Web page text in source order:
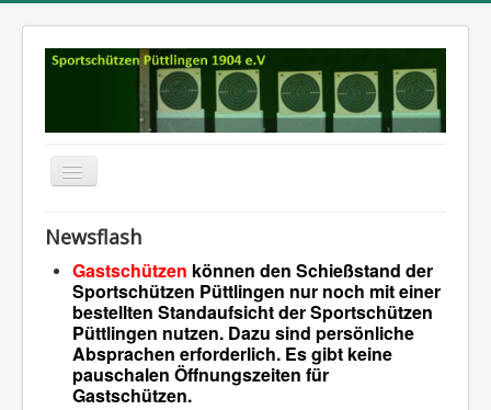
Navigation
an/aus
Startseite
Aktuelles
RK: Termine und Ergebnisse
Dokumente
Über uns
Newsflash
Gastschützen können den Schießstand der
Sportschützen Püttlingen nur noch mit einer
bestellten Standaufsicht der Sportschützen
Püttlingen nutzen. Dazu sind persönliche
Absprachen erforderlich. Es gibt keine
pauschalen Öffnungszeiten für
Gastschützen.